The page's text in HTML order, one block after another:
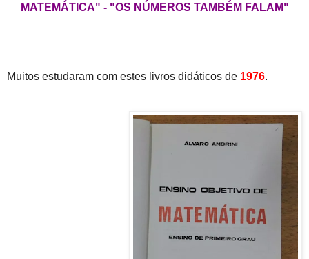
MATEMÁTICA" - "OS NÚMEROS TAMBÉM FALAM"
Muitos estudaram com estes livros didáticos de 1976.